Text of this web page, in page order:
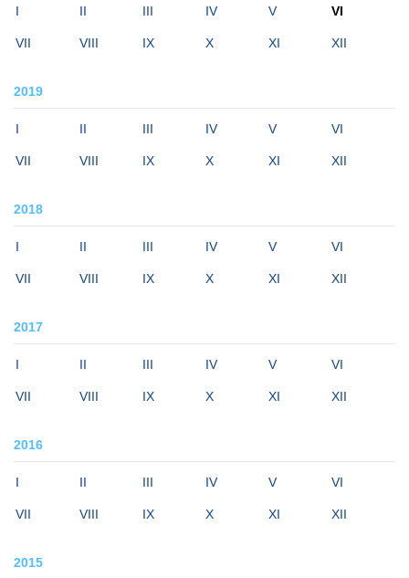
I II III IV V VI
VII VIII IX X XI XII
2019
I II III IV V VI
VII VIII IX X XI XII
2018
I II III IV V VI
VII VIII IX X XI XII
2017
I II III IV V VI
VII VIII IX X XI XII
2016
I II III IV V VI
VII VIII IX X XI XII
2015